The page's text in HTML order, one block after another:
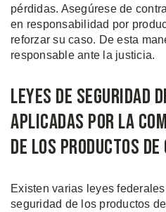
pérdidas. Asegúrese de
en responsabilidad por
reforzar su caso. De esta
responsable ante la justicia.
Leyes de Seguridad
Aplicadas por la
de los Productos de
Existen varias leyes
seguridad de los productos